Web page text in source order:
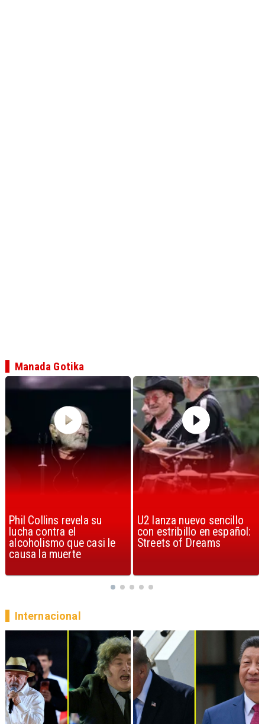
U2 lanza nuevo sencillo
con estribillo en español:
Streets of Dreams
“Africa” de Toto es
considerada la mejor
canción, según la ciencia
Manada Gotika
Internacional